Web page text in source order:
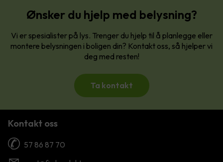
Ønsker du hjelp med belysning?
Vi er spesialister på lys. Trenger du hjelp til å planlegge eller
montere belysningen i boligen din? Kontakt oss, så hjelper vi
deg med resten!
Ta kontakt
Kontakt oss
57 86 87 70